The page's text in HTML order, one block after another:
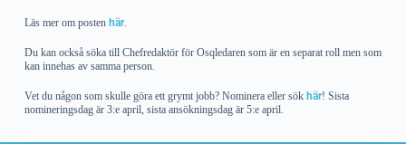
Läs mer om posten här.
Du kan också söka till Chefredaktör för Osqledaren som är en separat roll men som
kan innehas av samma person.
Vet du någon som skulle göra ett grymt jobb? Nominera eller sök här! Sista
nomineringsdag är 3:e april, sista ansökningsdag är 5:e april.